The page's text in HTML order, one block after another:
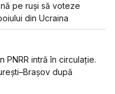
pe ruși să voteze
din Ucraina
PNRR intră în circulație.
după